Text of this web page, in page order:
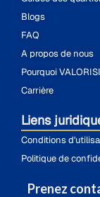
Blogs
FAQ
A propos de nous
Pourquoi
Carrière
Liens
Conditions
Politique de
Prenez